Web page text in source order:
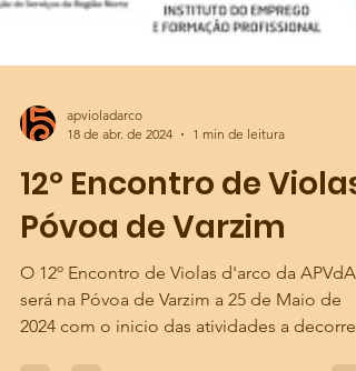
apvioladarco
18 de abr. de 2024
1 min de leitura
12º Encontro de Violas
Póvoa de Varzim
O 12º Encontro de Violas d'arco da APVdA